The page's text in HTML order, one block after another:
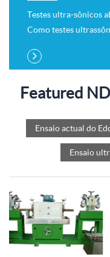
Testes ultra-sônicos
Como testes
convencionais de
Featured
Ensaio actual do
Ensaio